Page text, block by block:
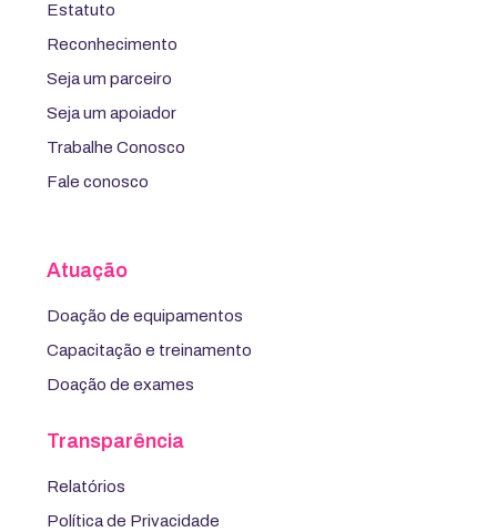
Estatuto
Reconhecimento
Seja um parceiro
Seja um apoiador
Trabalhe Conosco
Fale conosco
Atuação
Doação de equipamentos
Capacitação e treinamento
Doação de exames
Transparência
Relatórios
Política de Privacidade